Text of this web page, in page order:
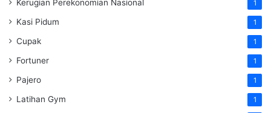
Kerugian Perekonomian Nasional 1
Kasi Pidum 1
Cupak 1
Fortuner 1
Pajero 1
Latihan Gym 1